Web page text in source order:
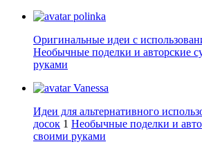
polinka
Оригинальные идеи с
Необычные поделки и авторские
руками
Vanessa
Идеи для альтернативного
досок 1 Необычные поделки и
своими руками